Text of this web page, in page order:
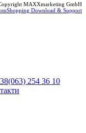
MAXXmarketing GmbH
Download & Support
254 36 10